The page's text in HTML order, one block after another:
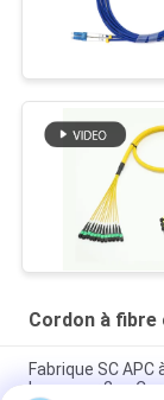
Cordon à fibre
Fabrique SC APC
Longueur 2 m